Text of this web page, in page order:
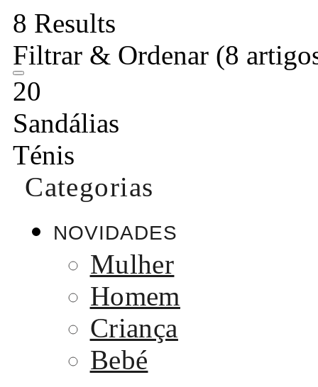
8 Results
Filtrar & Ordenar (8
20
Sandálias
Ténis
Categorias
NOVIDADES
Mulher
Homem
Criança
Bebé